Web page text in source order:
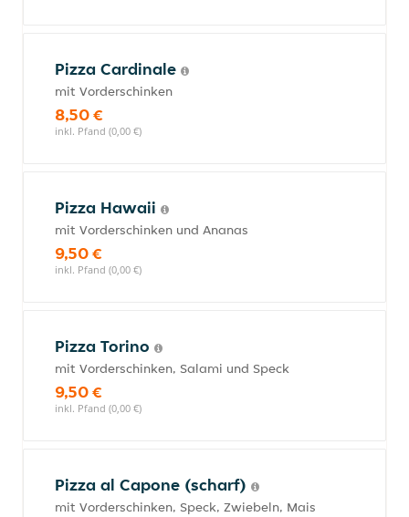
Pizza Cardinale
mit Vorderschinken
8,50 €
inkl. Pfand (0,00 €)
Pizza Hawaii
mit Vorderschinken und Ananas
9,50 €
inkl. Pfand (0,00 €)
Pizza Torino
mit Vorderschinken, Salami und Speck
9,50 €
inkl. Pfand (0,00 €)
Pizza al Capone (scharf)
mit Vorderschinken, Speck, Zwiebeln, Mais